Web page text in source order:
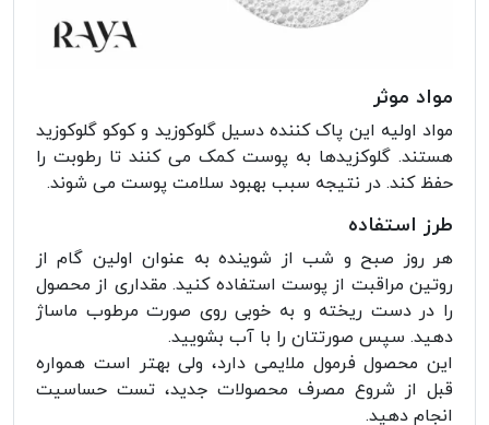
مواد موثر
مواد اولیه این پاک کننده دسیل گلوکوزید و کوکو گلوکوزید
هستند. گلوکزیدها به پوست کمک می کنند تا رطوبت را
حفظ کند. در نتیجه سبب بهبود سلامت پوست می شوند.
طرز استفاده
هر روز صبح و شب از شوینده به عنوان اولین گام از
روتین مراقبت از پوست استفاده کنید. مقداری از محصول
را در دست ریخته و به خوبی روی صورت مرطوب ماساژ
دهید. سپس صورتتان را با آب بشویید.
این محصول فرمول ملایمی دارد، ولی بهتر است همواره
قبل از شروع مصرف محصولات جدید، تست حساسیت
انجام دهید.